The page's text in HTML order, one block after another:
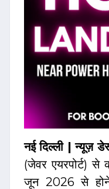
नई दिल्ली | न्यूज़
(जेवर एयरपोर्ट) से
जून 2026 से